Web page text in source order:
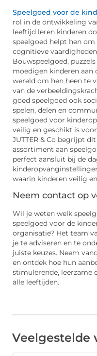
Speelgoed voor de
rol in de ontwikkeling
leeftijd leren kinderen
speelgoed helpt hen
cognitieve
Bouwspeelgoed,
moedigen kinderen aan
wereld om hen heen te
van de
goed speelgoed ook
spelen, delen en
speelgoed voor
veilig en geschikt is
JUTTER & Co begrijpt
assortiment aan
perfect aansluit bij de
waarin kinderen veilig
Neem contact op
Wil je weten welk
speelgoed voor de
organisatie? Het team
je te adviseren en te
juiste keuzes. Neem
en ontdek hoe hun
stimulerende, leerzame
alle leeftijden.
Veelgestelde